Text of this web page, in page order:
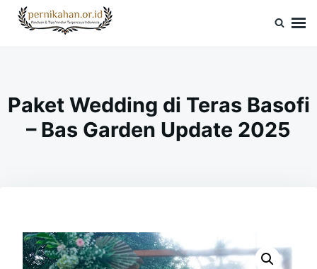
SkipSearch
for:
Paket Wedding di Teras Basofi
– Bas Garden Update 2025